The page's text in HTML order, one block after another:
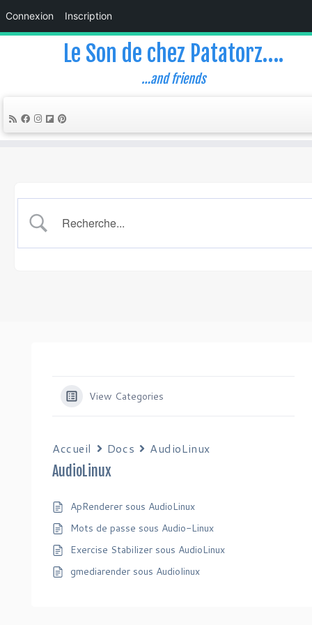
Connexion Inscription
Le Son de chez Patatorz….
…and friends
View Categories
Accueil Docs AudioLinux
AudioLinux
ApRenderer sous AudioLinux
Mots de passe sous Audio-Linux
Exercise Stabilizer sous AudioLinux
gmediarender sous Audiolinux